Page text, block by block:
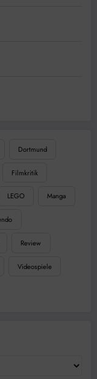
Dortmund
Filmkritik
LEGO Manga
Review
Videospiele